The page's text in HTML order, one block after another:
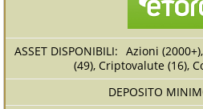
Azioni
(49), Criptovalute (16),